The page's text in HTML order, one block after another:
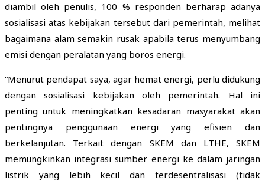
diambil oleh penulis, 100 % responden berharap adanya
sosialisasi atas kebijakan tersebut dari pemerintah, melihat
bagaimana alam semakin rusak apabila terus menyumbang
emisi dengan peralatan yang boros energi.
“Menurut pendapat saya, agar hemat energi, perlu didukung
dengan sosialisasi kebijakan oleh pemerintah. Hal ini
penting untuk meningkatkan kesadaran masyarakat akan
pentingnya penggunaan energi yang efisien dan
berkelanjutan. Terkait dengan SKEM dan LTHE, SKEM
memungkinkan integrasi sumber energi ke dalam jaringan
listrik yang lebih kecil dan terdesentralisasi (tidak